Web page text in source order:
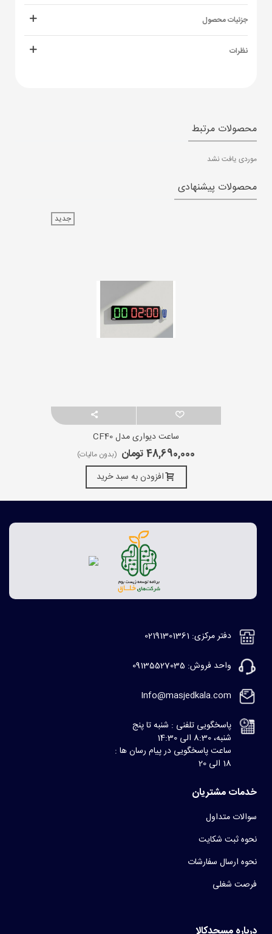
جزئیات محصول
نظرات
محصولات مرتبط
موردی یافت نشد
محصولات پیشنهادی
جدید
ساعت دیواری مدل CF40
48,690,000 تومان (بدون مالیات)
افزودن به سبد خرید
دفتر مرکزی: 02191301361
واحد فروش: 09135527035
Info@masjedkala.com
پاسخگویی تلفنی : شنبه تا پنج
شنبه، 8:30 الی 14:30
ساعت پاسخگویی در پیام رسان ها :
18 الی 20
خدمات مشتریان
سوالات متداول
نحوه ثبت شکایت
نحوه ارسال سفارشات
فرصت شغلی